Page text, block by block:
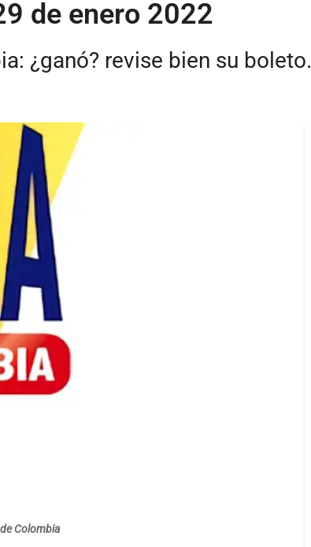
de enero 2022
¿ganó? revise bien su boleto.
Colombia